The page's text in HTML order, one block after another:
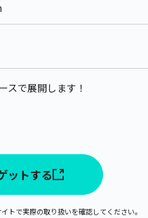
スで展開します！
ットする
トで実際の取り扱いを確認してください。